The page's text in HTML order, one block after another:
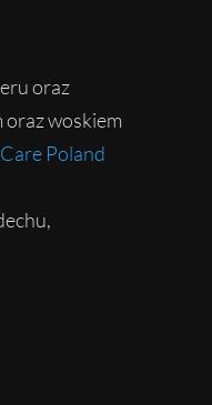
oraz
oraz woskiem
Poland